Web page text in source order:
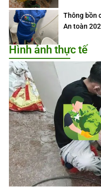
Thông bồn
An toàn
Hình ảnh thực tế